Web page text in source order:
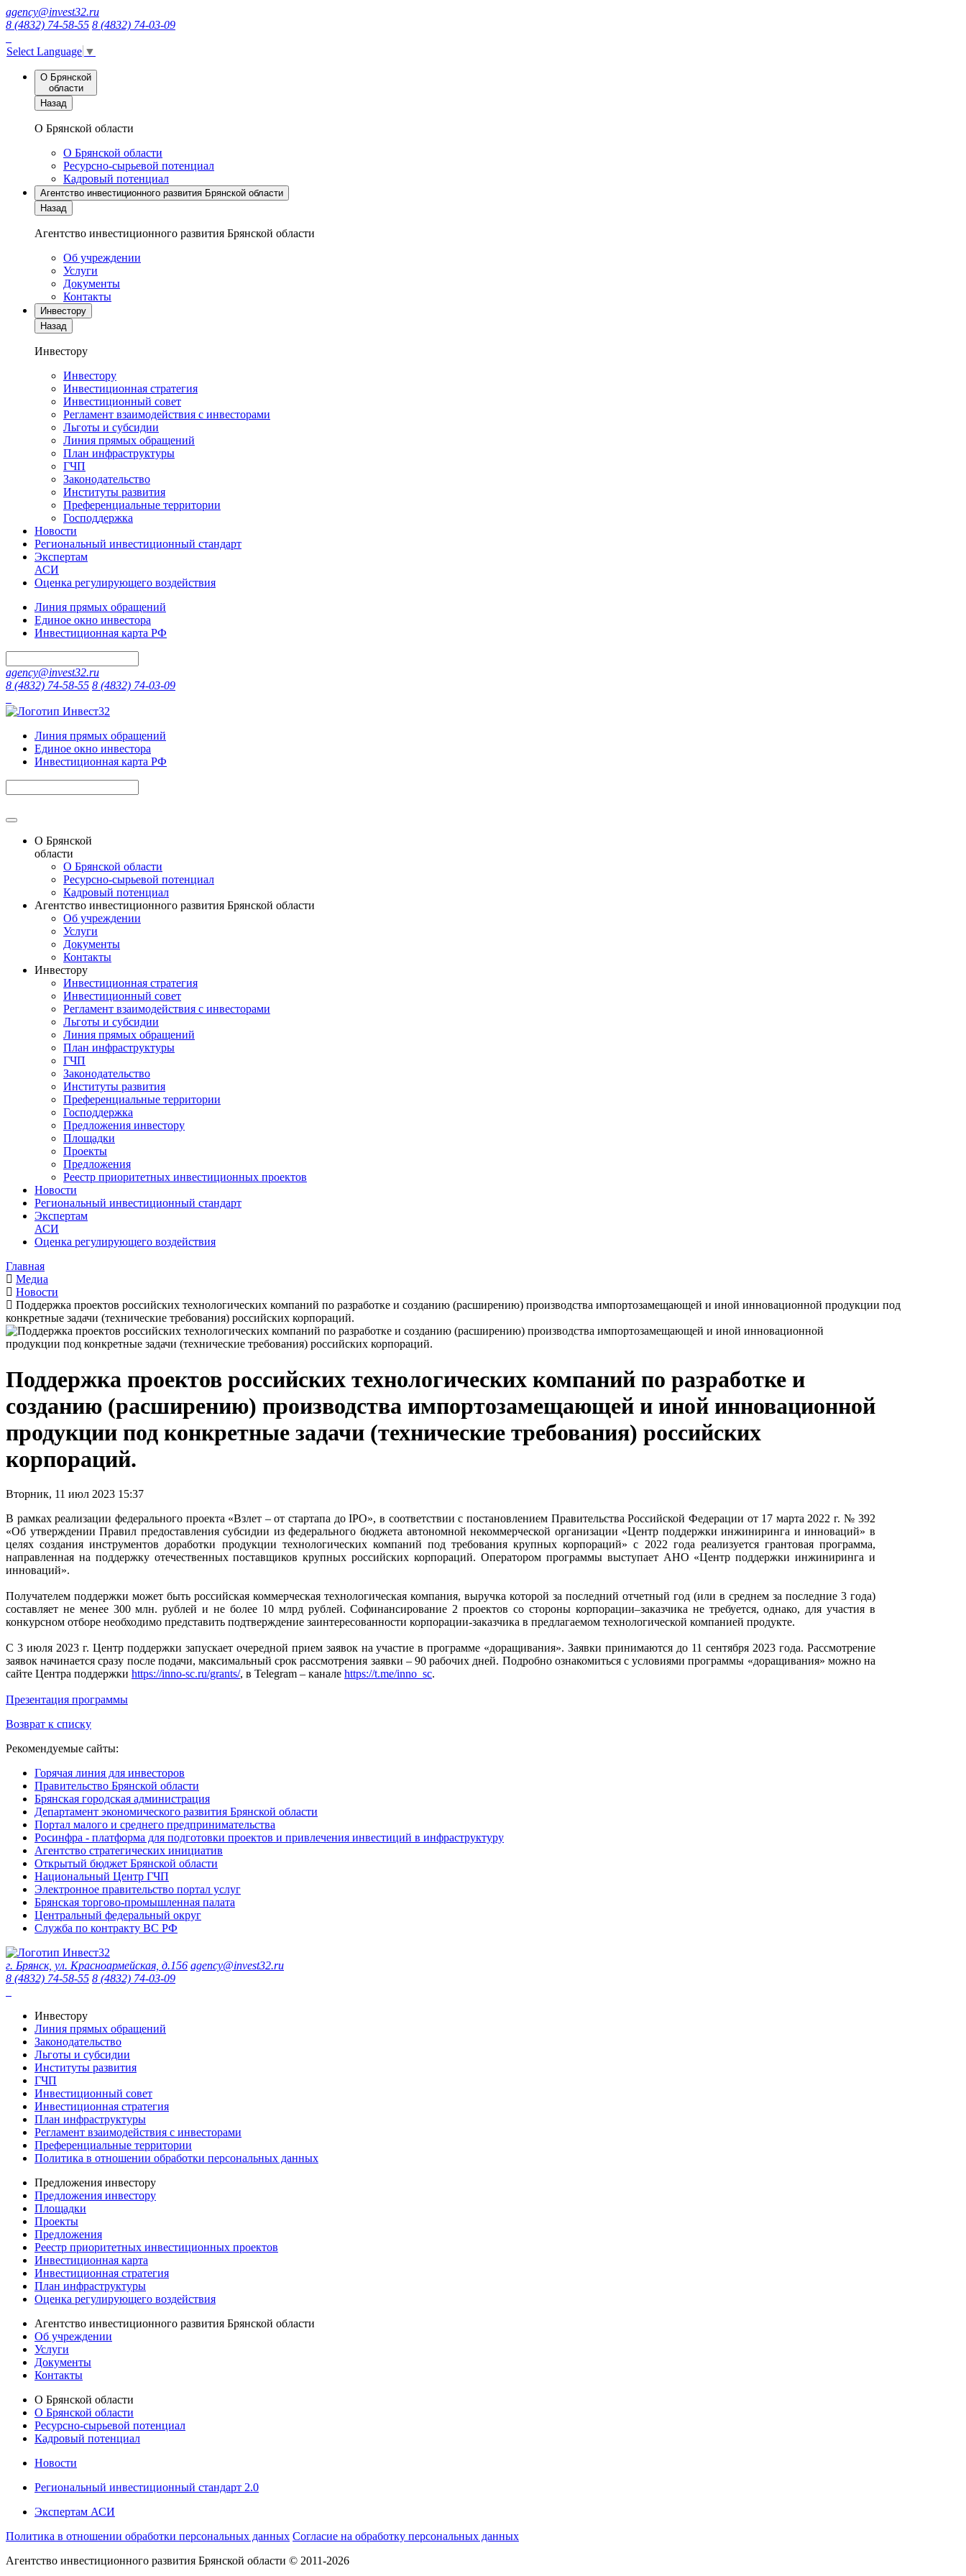
agency@invest32.ru
8 (4832) 74-58-55 8 (4832) 74-03-09
Select Language ▼
О Брянской
области
Назад
О Брянской области
О Брянской области
Ресурсно-сырьевой потенциал
Кадровый потенциал
Агентство инвестиционного развития Брянской области
Назад
Агентство инвестиционного развития Брянской области
Об учреждении
Услуги
Документы
Контакты
Инвестору
Назад
Инвестору
Инвестору
Инвестиционная стратегия
Инвестиционный совет
Регламент взаимодействия с инвесторами
Льготы и субсидии
Линия прямых обращений
План инфраструктуры
ГЧП
Законодательство
Институты развития
Преференциальные территории
Господдержка
Новости
Региональный инвестиционный стандарт
Экспертам
АСИ
Оценка регулирующего воздействия
Линия прямых обращений
Единое окно инвестора
Инвестиционная карта РФ
agency@invest32.ru
8 (4832) 74-58-55 8 (4832) 74-03-09
Линия прямых обращений
Единое окно инвестора
Инвестиционная карта РФ
О Брянской
области
О Брянской области
Ресурсно-сырьевой потенциал
Кадровый потенциал
Агентство инвестиционного развития Брянской области
Об учреждении
Услуги
Документы
Контакты
Инвестору
Инвестиционная стратегия
Инвестиционный совет
Регламент взаимодействия с инвесторами
Льготы и субсидии
Линия прямых обращений
План инфраструктуры
ГЧП
Законодательство
Институты развития
Преференциальные территории
Господдержка
Предложения инвестору
Площадки
Проекты
Предложения
Реестр приоритетных инвестиционных проектов
Новости
Региональный инвестиционный стандарт
Экспертам
АСИ
Оценка регулирующего воздействия
Главная
Медиа
Новости
Поддержка проектов российских технологических компаний по разработке и созданию (расширению) производства импортозамещающей и иной инновационной продукции под
конкретные задачи (технические требования) российских корпораций.
Поддержка проектов российских технологических компаний по разработке и
созданию (расширению) производства импортозамещающей и иной инновационной
продукции под конкретные задачи (технические требования) российских
корпораций.
Вторник, 11 июл 2023 15:37
В рамках реализации федерального проекта «Взлет – от стартапа до IPO», в соответствии с постановлением Правительства Российской Федерации от 17 марта 2022 г. № 392
«Об утверждении Правил предоставления субсидии из федерального бюджета автономной некоммерческой организации «Центр поддержки инжиниринга и инноваций» в
целях создания инструментов доработки продукции технологических компаний под требования крупных корпораций» c 2022 года реализуется грантовая программа,
направленная на поддержку отечественных поставщиков крупных российских корпораций. Оператором программы выступает АНО «Центр поддержки инжиниринга и
инноваций».
Получателем поддержки может быть российская коммерческая технологическая компания, выручка которой за последний отчетный год (или в среднем за последние 3 года)
составляет не менее 300 млн. рублей и не более 10 млрд рублей. Софинансирование 2 проектов со стороны корпорации–заказчика не требуется, однако, для участия в
конкурсном отборе необходимо представить подтверждение заинтересованности корпорации-заказчика в предлагаемом технологической компанией продукте.
С 3 июля 2023 г. Центр поддержки запускает очередной прием заявок на участие в программе «доращивания». Заявки принимаются до 11 сентября 2023 года. Рассмотрение
заявок начинается сразу после подачи, максимальный срок рассмотрения заявки – 90 рабочих дней. Подробно ознакомиться с условиями программы «доращивания» можно на
сайте Центра поддержки https://inno-sc.ru/grants/, в Telegram – канале https://t.me/inno_sc.
Презентация программы
Возврат к списку
Рекомендуемые сайты:
Горячая линия для инвесторов
Правительство Брянской области
Брянская городская администрация
Департамент экономического развития Брянской области
Портал малого и среднего предпринимательства
Росинфра - платформа для подготовки проектов и привлечения инвестиций в инфраструктуру
Агентство стратегических инициатив
Открытый бюджет Брянской области
Национальный Центр ГЧП
Электронное правительство портал услуг
Брянская торгово-промышленная палата
Центральный федеральный округ
Служба по контракту ВС РФ
г. Брянск, ул. Красноармейская, д.156 agency@invest32.ru
8 (4832) 74-58-55 8 (4832) 74-03-09
Инвестору
Линия прямых обращений
Законодательство
Льготы и субсидии
Институты развития
ГЧП
Инвестиционный совет
Инвестиционная стратегия
План инфраструктуры
Регламент взаимодействия с инвесторами
Преференциальные территории
Политика в отношении обработки персональных данных
Предложения инвестору
Предложения инвестору
Площадки
Проекты
Предложения
Реестр приоритетных инвестиционных проектов
Инвестиционная карта
Инвестиционная стратегия
План инфраструктуры
Оценка регулирующего воздействия
Агентство инвестиционного развития Брянской области
Об учреждении
Услуги
Документы
Контакты
О Брянской области
О Брянской области
Ресурсно-сырьевой потенциал
Кадровый потенциал
Новости
Региональный инвестиционный стандарт 2.0
Экспертам АСИ
Политика в отношении обработки персональных данных Согласие на обработку персональных данных
Агентство инвестиционного развития Брянской области © 2011-2026